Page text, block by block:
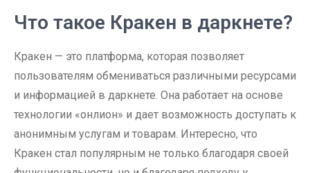
Что такое Кракен в даркнете?
Кракен — это платформа, которая позволяет
пользователям обмениваться различными ресурсами
и информацией в даркнете. Она работает на основе
технологии «онлион» и дает возможность доступать к
анонимным услугам и товарам. Интересно, что
Кракен стал популярным не только благодаря своей